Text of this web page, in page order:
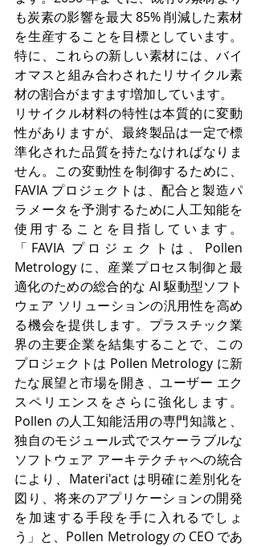
も炭素の影響を最大 85% 削減した素材
を生産することを目標としています。
特に、これらの新しい素材には、バイ
オマスと組み合わされたリサイクル素
材の割合がますます増加しています。
リサイクル材料の特性は本質的に変動
性がありますが、最終製品は一定で標
準化された品質を持たなければなりま
せん。この変動性を制御するために、
FAVIA プロジェクトは、配合と製造パ
ラメータを予測するために人工知能を
使用することを目指しています。
「FAVIA プロジェクトは、Pollen
Metrology に、産業プロセス制御と最
適化のための総合的な AI 駆動型ソフト
ウェア ソリューションの汎用性を高め
る機会を提供します。プラスチック業
界の主要企業を結集することで、この
プロジェクトは Pollen Metrology に新
たな展望と市場を開き、ユーザー エク
スペリエンスをさらに強化します。
Pollen の人工知能活用の専門知識と、
独自のモジュール式でスケーラブルな
ソフトウェア アーキテクチャへの統合
により、Materi'act は明確に差別化を
図り、将来のアプリケーションの開発
を加速する手段を手に入れるでしょ
う」と、Pollen Metrology の CEO であ